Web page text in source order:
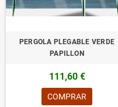
PERGOLA PLEGABLE VERDE
PAPILLON
111,60 €
COMPRAR